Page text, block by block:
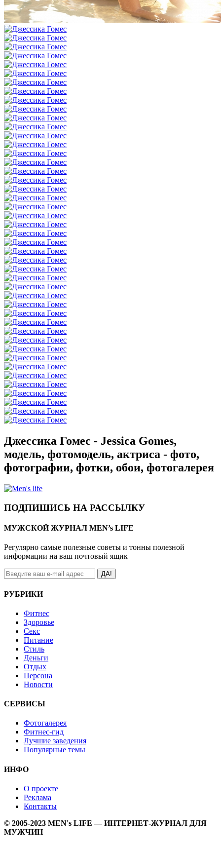
Джессика Гомес - Jessica Gomes,
модель, фотомодель, актриса - фото,
фотографии, фотки, обои, фотогалерея
ПОДПИШИСЬ НА РАССЫЛКУ
МУЖСКОЙ ЖУРНАЛ MEN’s LIFE
Регулярно самые полезные советы и тонны полезной
информации на ваш почтовый ящик
ДА!
РУБРИКИ
Фитнес
Здоровье
Секс
Питание
Стиль
Деньги
Отдых
Персона
Новости
СЕРВИСЫ
Фотогалерея
Фитнес-гид
Лучшие заведения
Популярные темы
ИНФО
О проекте
Реклама
Контакты
© 2005-2023 MEN's LIFE — ИНТЕРНЕТ-ЖУРНАЛ ДЛЯ
МУЖЧИН